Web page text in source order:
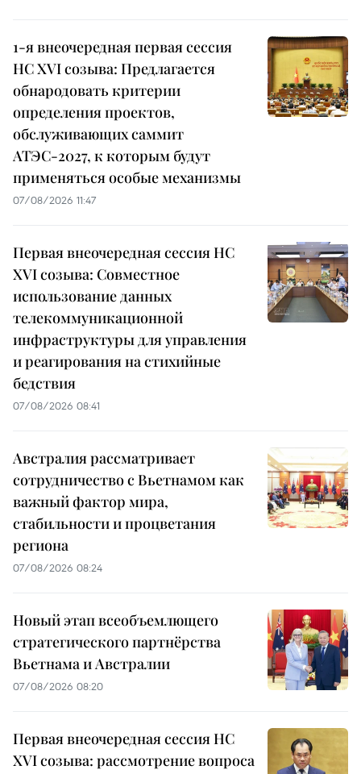
1-я внеочередная первая сессия
НС XVI созыва: Предлагается
обнародовать критерии
определения проектов,
обслуживающих саммит
АТЭС-2027, к которым будут
применяться особые механизмы
07/08/2026 11:47
Первая внеочередная сессия НС
XVI созыва: Совместное
использование данных
телекоммуникационной
инфраструктуры для управления
и реагирования на стихийные
бедствия
07/08/2026 08:41
Австралия рассматривает
сотрудничество с Вьетнамом как
важный фактор мира,
стабильности и процветания
региона
07/08/2026 08:24
Новый этап всеобъемлющего
стратегического партнёрства
Вьетнама и Австралии
07/08/2026 08:20
Первая внеочередная сессия НС
XVI созыва: рассмотрение вопроса